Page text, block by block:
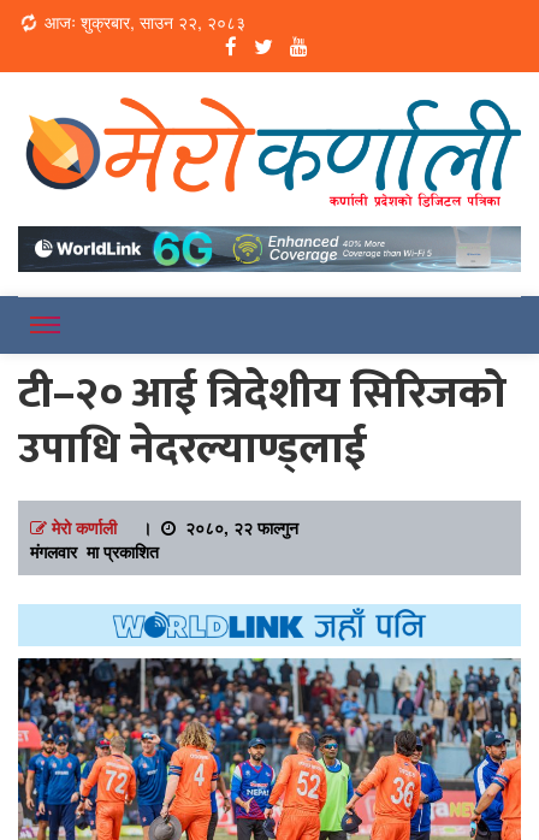
Loading...
आजः शुक्रबार, साउन २२, २०८३
Merokarnali
टी–२० आई त्रिदेशीय सिरिजको
उपाधि नेदरल्याण्ड्लाई
मेरो कर्णाली।
२०८०, २२ फाल्गुन
मंगलवार मा प्रकाशित